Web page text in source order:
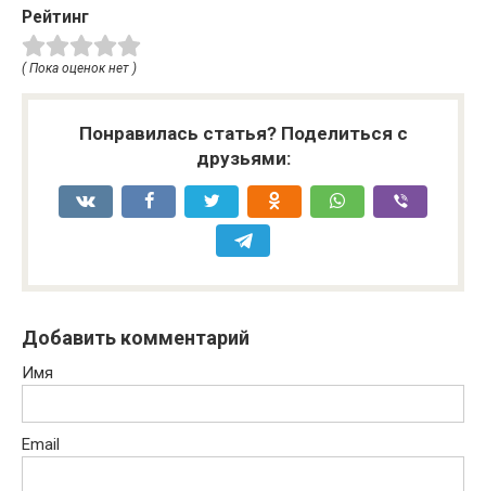
Рейтинг
( Пока оценок нет )
Понравилась статья? Поделиться с
друзьями:
Добавить комментарий
Имя
Email